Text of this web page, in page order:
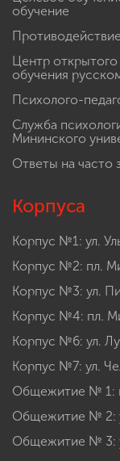
обучение
Центр
обучения
Психолого-
Служба
Мининского
Ответы на часто
Корпуса
Корпус №1: ул.
Корпус №2: пл.
Корпус №3: ул.
Корпус №4: пл.
Корпус №6: ул.
Корпус №7: ул.
Общежитие № 1:
Общежитие № 2:
Общежитие № 3: